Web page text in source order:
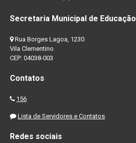
Secretaria Municipal de Educação
Rua Borges Lagoa, 1230
Vila Clementino
CEP: 04038-003
Contatos
156
Lista de Servidores e Contatos
Redes sociais